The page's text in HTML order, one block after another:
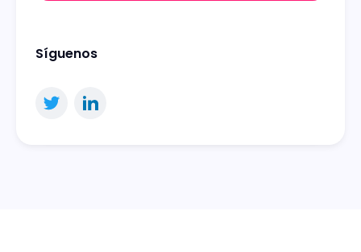
Síguenos